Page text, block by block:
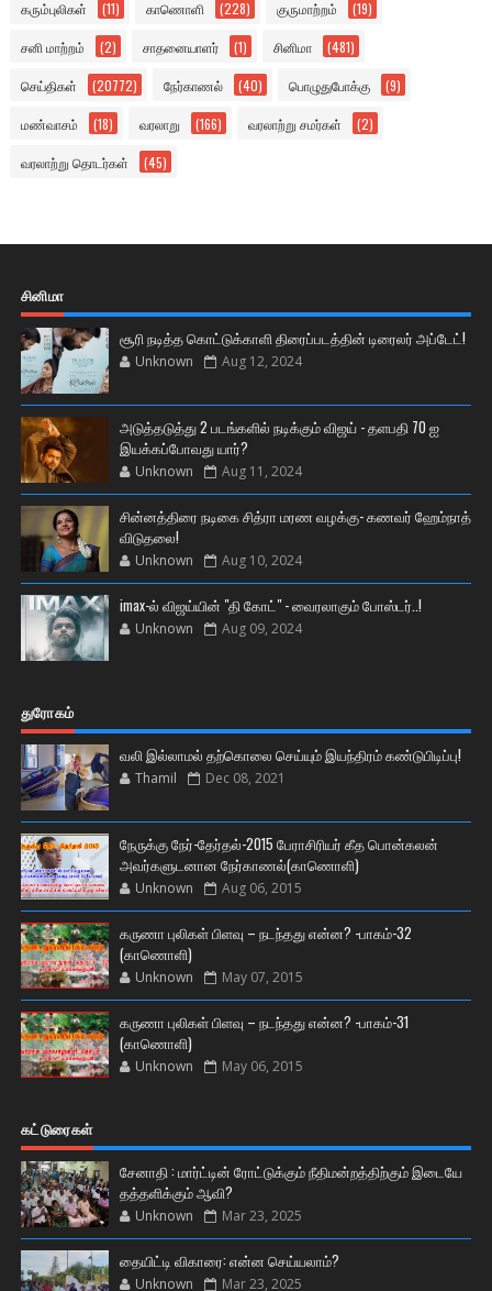
கரும்புலிகள் (11) காணொளி (228) குருமாற்றம் (19)
சனி மாற்றம் (2) சாதனையாளர் (1) சினிமா (481)
செய்திகள் (20772) நேர்காணல் (40) பொழுதுபோக்கு (9)
மண்வாசம் (18) வரலாறு (166) வரலாற்று சமர்கள் (2)
வரலாற்று தொடர்கள் (45)
சினிமா
சூரி நடித்த கொட்டுக்காளி திரைப்படத்தின் டிரைலர் அப்டேட்!
Unknown Aug 12, 2024
அடுத்தடுத்து 2 படங்களில் நடிக்கும் விஜய் - தளபதி 70 ஐ
இயக்கப்போவது யார்?
Unknown Aug 11, 2024
சின்னத்திரை நடிகை சித்ரா மரண வழக்கு- கணவர் ஹேம்நாத்
விடுதலை!
Unknown Aug 10, 2024
imax-ல் விஜய்யின் "தி கோட்" - வைரலாகும் போஸ்டர்..!
Unknown Aug 09, 2024
துரோகம்
வலி இல்லாமல் தற்கொலை செய்யும் இயந்திரம் கண்டுபிடிப்பு!
Thamil Dec 08, 2021
நேருக்கு நேர்-தேர்தல்-2015 பேராசிரியர் கீத பொன்கலன்
அவர்களுடனான நேர்காணல்(காணொளி)
Unknown Aug 06, 2015
கருணா புலிகள் பிளவு – நடந்தது என்ன? -பாகம்-32
(காணொளி)
Unknown May 07, 2015
கருணா புலிகள் பிளவு – நடந்தது என்ன? -பாகம்-31
(காணொளி)
Unknown May 06, 2015
கட்டுரைகள்
சேனாதி : மார்ட்டின் ரோட்டுக்கும் நீதிமன்றத்திற்கும் இடையே
தத்தளிக்கும் ஆவி?
Unknown Mar 23, 2025
தையிட்டி விகாரை: என்ன செய்யலாம்?
Unknown Mar 23, 2025